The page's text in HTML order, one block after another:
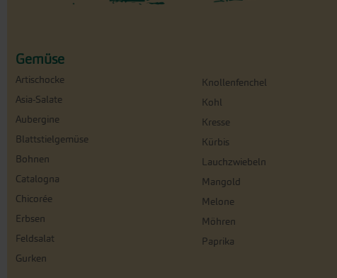
Gemüse
Artischocke
Asia-Salate
Aubergine
Blattstielgemüse
Bohnen
Catalogna
Chicorée
Erbsen
Feldsalat
Gurken
Knollenfenchel
Kohl
Kresse
Kürbis
Lauchzwiebeln
Mangold
Melone
Möhren
Paprika